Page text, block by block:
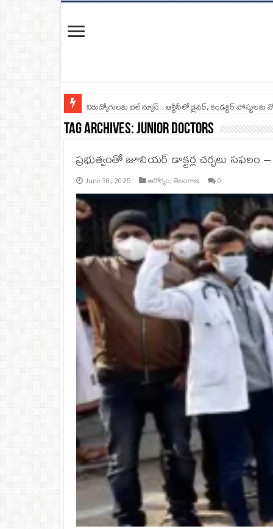
నిరుద్యోగులకు భలే న్యూస్.. ఆర్టీసీలో డ్రైవర్, కండక్టర్‌
Tag Archives:Junior Doctors
ప్రభుత్వంతో జూనియర్‌ డాక్టర్ల చర్చలు సఫలం –
June 30, 2025 ఆరోగ్యం,తెలంగాణ 0